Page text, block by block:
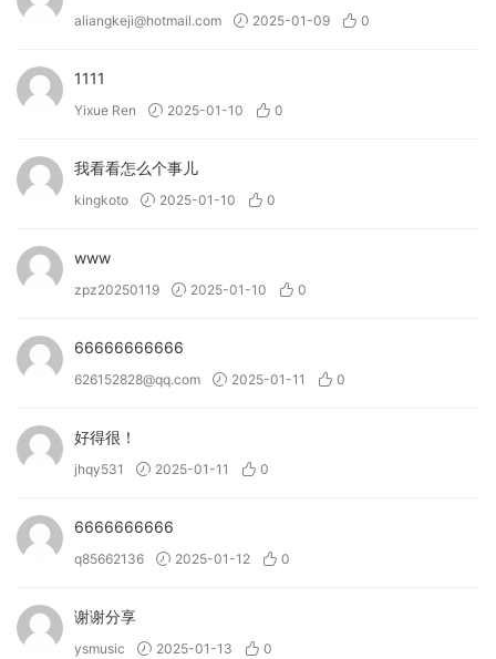
aliangkeji@hotmail.com 2025-01-09 0
1111
Yixue Ren 2025-01-10 0
我看看怎么个事儿
kingkoto 2025-01-10 0
www
zpz20250119 2025-01-10 0
66666666666
626152828@qq.com 2025-01-11 0
好得很！
jhqy531 2025-01-11 0
6666666666
q85662136 2025-01-12 0
谢谢分享
ysmusic 2025-01-13 0